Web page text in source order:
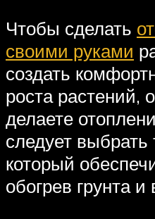
Чтобы сделать
своими руками
создать
роста растений,
делаете
следует выбрать
который
обогрев грунта и